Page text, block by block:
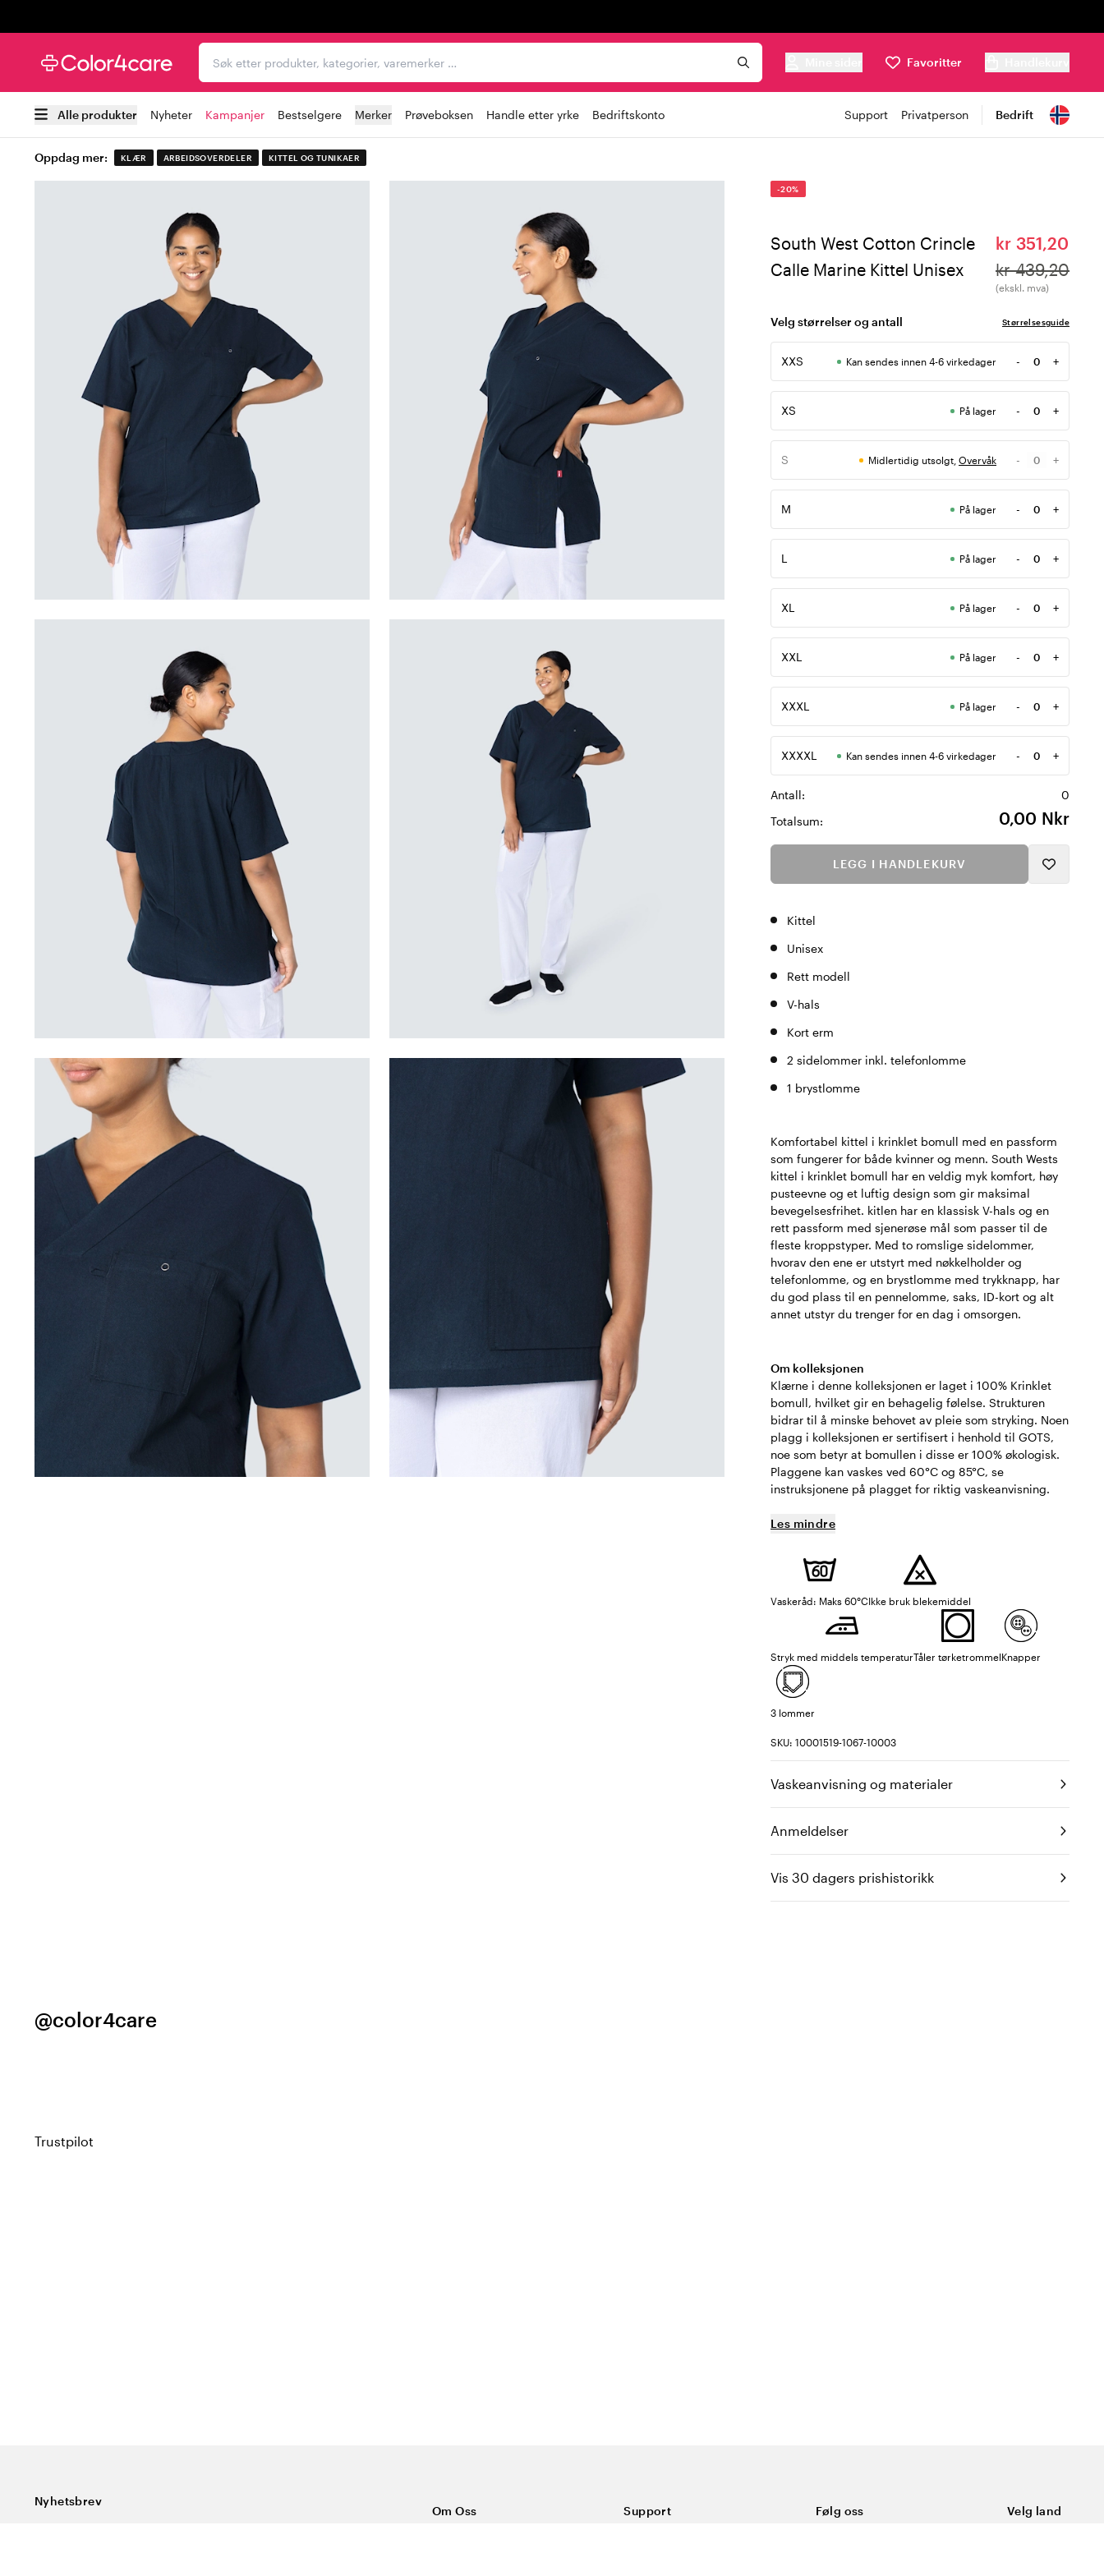
Søk etter produkter, kategorier, varemerker …
Favoritter
Alle produkter Nyheter Kampanjer Bestselgere Merker Prøveboksen Handle etter yrke Bedriftskonto Support Privatperson Bedrift
Oppdag mer: KLÆR ARBEIDSOVERDELER KITTEL OG TUNIKAER
-20%
South West Cotton Crincle
Calle Marine Kittel Unisex
kr 351,20
kr 439,20
(ekskl. mva)
Velg størrelser og antall Størrelsesguide
XXS Kan sendes innen 4-6 virkedager -
Antall
+
XS På lager -
Antall
+
S Midlertidig utsolgt, Overvåk -
Antall
+
M På lager -
Antall
+
L På lager -
Antall
+
XL På lager -
Antall
+
XXL På lager -
Antall
+
XXXL På lager -
Antall
+
XXXXL Kan sendes innen 4-6 virkedager -
Antall
+
Antall:
0
Totalsum:
0,00 Nkr
LEGG I HANDLEKURV
Kittel
Unisex
Rett modell
V-hals
Kort erm
2 sidelommer inkl. telefonlomme
1 brystlomme
Komfortabel kittel i krinklet bomull med en passform
som fungerer for både kvinner og menn. South Wests
kittel i krinklet bomull har en veldig myk komfort, høy
pusteevne og et luftig design som gir maksimal
bevegelsesfrihet. kitlen har en klassisk V-hals og en
rett passform med sjenerøse mål som passer til de
fleste kroppstyper. Med to romslige sidelommer,
hvorav den ene er utstyrt med nøkkelholder og
telefonlomme, og en brystlomme med trykknapp, har
du god plass til en pennelomme, saks, ID-kort og alt
annet utstyr du trenger for en dag i omsorgen.
Om kolleksjonen
Klærne i denne kolleksjonen er laget i 100% Krinklet
bomull, hvilket gir en behagelig følelse. Strukturen
bidrar til å minske behovet av pleie som stryking. Noen
plagg i kolleksjonen er sertifisert i henhold til GOTS,
noe som betyr at bomullen i disse er 100% økologisk.
Plaggene kan vaskes ved 60°C og 85°C, se
instruksjonene på plagget for riktig vaskeanvisning.
Les mindre
Vaskeråd: Maks 60°CIkke bruk blekemiddel
Stryk med middels temperaturTåler tørketrommelKnapper
3 lommer
SKU: 10001519-1067-10003
Vaskeanvisning og materialer
Anmeldelser
Vis 30 dagers prishistorikk
@color4care
Trustpilot
Nyhetsbrev
Om Oss Support Følg oss Velg land